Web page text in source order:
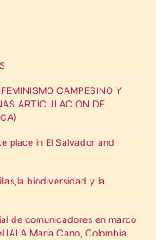
CAMPESINO Y
ARTICULACION DE
place in El Salvador and
biodiversidad y la
de comunicadores en marco
IALA María Cano, Colombia